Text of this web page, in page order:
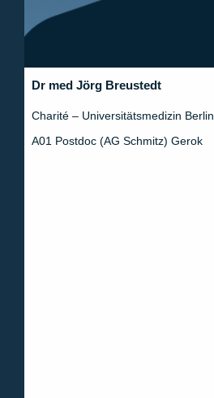
Dr med Jörg Breustedt
Charité – Universitätsmedizin Berlin
A01 Postdoc (AG Schmitz) Gerok